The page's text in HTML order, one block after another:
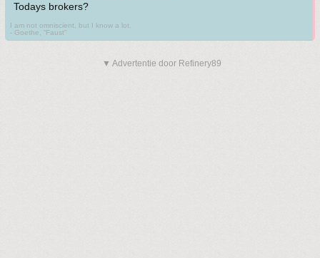
Todays brokers?
I am not omniscient, but I know a lot.
- Goethe, “Faust”
▼ Advertentie door Refinery89